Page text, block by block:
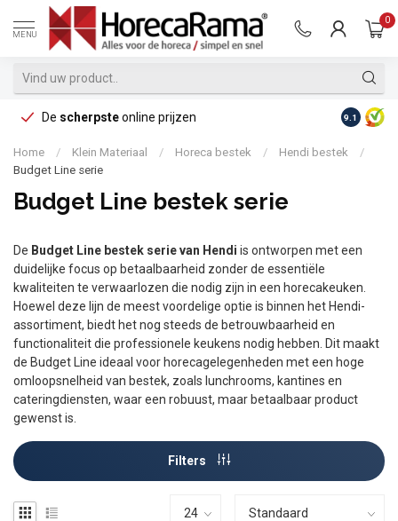
MENU
0
De scherpsteonline prijzen Op
9.1
Home / Klein Materiaal / Horeca bestek / Hendi bestek
/
Budget Line serie
Budget Line bestek serie
De Budget Line bestek serie van Hendi is ontworpen met een
duidelijke focus op betaalbaarheid zonder de essentiële
kwaliteiten te verwaarlozen die nodig zijn in een horecakeuken.
Hoewel deze lijn de meest voordelige optie is binnen het Hendi-
assortiment, biedt het nog steeds de betrouwbaarheid en
functionaliteit die professionele keukens nodig hebben. Dit maakt
de Budget Line ideaal voor horecagelegenheden met een hoge
omloopsnelheid van bestek, zoals lunchrooms, kantines en
cateringdiensten, waar een robuust, maar betaalbaar product
gewenst is.
Filters